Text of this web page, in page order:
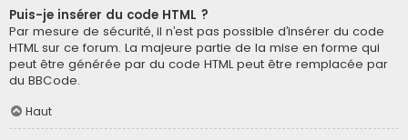
Puis-je insérer du code HTML ?
Par mesure de sécurité, il n’est pas possible d’insérer du code
HTML sur ce forum. La majeure partie de la mise en forme qui
peut être générée par du code HTML peut être remplacée par
du BBCode.
Haut